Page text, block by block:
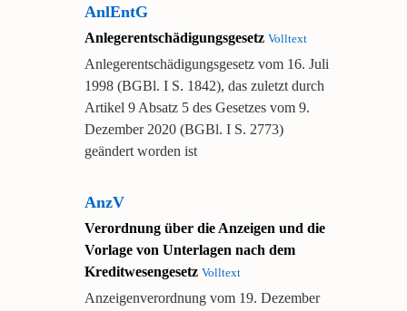
AnlEntG
AnlegerentschädigungsgesetzVolltext
Anlegerentschädigungsgesetz vom 16. Juli
1998 (BGBl. I S. 1842), das zuletzt durch
Artikel 9 Absatz 5 des Gesetzes vom 9.
Dezember 2020 (BGBl. I S. 2773)
geändert worden ist
AnzV
Verordnung über die Anzeigen und die
Vorlage von Unterlagen nach dem
KreditwesengesetzVolltext
Anzeigenverordnung vom 19. Dezember